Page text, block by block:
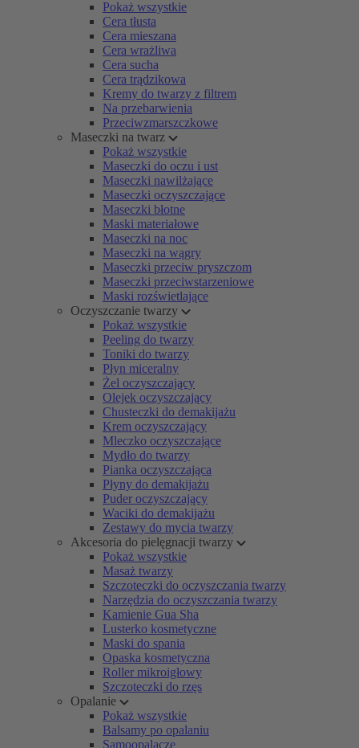
Pokaż wszystkie
Cera tłusta
Cera mieszana
Cera wrażliwa
Cera sucha
Cera trądzikowa
Kremy do twarzy z filtrem
Na przebarwienia
Przeciwzmarszczkowe
Maseczki na twarz
Pokaż wszystkie
Maseczki do oczu i ust
Maseczki nawilżające
Maseczki oczyszczające
Maseczki błotne
Maski materiałowe
Maseczki na noc
Maseczki na wągry
Maseczki przeciw pryszczom
Maseczki przeciwstarzeniowe
Maski rozświetlające
Oczyszczanie twarzy
Pokaż wszystkie
Peeling do twarzy
Toniki do twarzy
Płyn miceralny
Żel oczyszczający
Olejek oczyszczający
Chusteczki do demakijażu
Krem oczyszczający
Mleczko oczyszczające
Mydło do twarzy
Pianka oczyszczająca
Płyny do demakijażu
Puder oczyszczający
Waciki do demakijażu
Zestawy do mycia twarzy
Akcesoria do pielęgnacji twarzy
Pokaż wszystkie
Masaż twarzy
Szczoteczki do oczyszczania twarzy
Narzędzia do oczyszczania twarzy
Kamienie Gua Sha
Lusterko kosmetyczne
Maski do spania
Opaska kosmetyczna
Roller mikroigłowy
Szczoteczki do rzęs
Opalanie
Pokaż wszystkie
Balsamy po opalaniu
Samoopalacze